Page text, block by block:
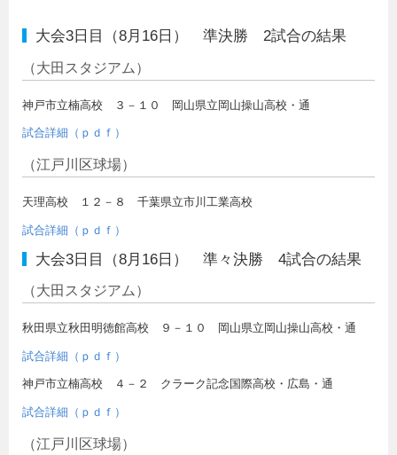
大会3日目（8月16日） 準決勝 2試合の結果
（大田スタジアム）
神戸市立楠高校 ３－１０ 岡山県立岡山操山高校・通
試合詳細（ｐｄｆ）
（江戸川区球場）
天理高校 １２－８ 千葉県立市川工業高校
試合詳細（ｐｄｆ）
大会3日目（8月16日） 準々決勝 4試合の結果
（大田スタジアム）
秋田県立秋田明徳館高校 ９－１０ 岡山県立岡山操山高校・通
試合詳細（ｐｄｆ）
神戸市立楠高校 ４－２ クラーク記念国際高校・広島・通
試合詳細（ｐｄｆ）
（江戸川区球場）